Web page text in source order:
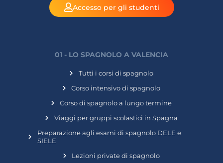
Accesso per gli studenti
01 - LO SPAGNOLO A VALENCIA
Tutti i corsi di spagnolo
Corso intensivo di spagnolo
Corso di spagnolo a lungo termine
Viaggi per gruppi scolastici in Spagna
Preparazione agli esami di spagnolo DELE e
SIELE
Lezioni private di spagnolo